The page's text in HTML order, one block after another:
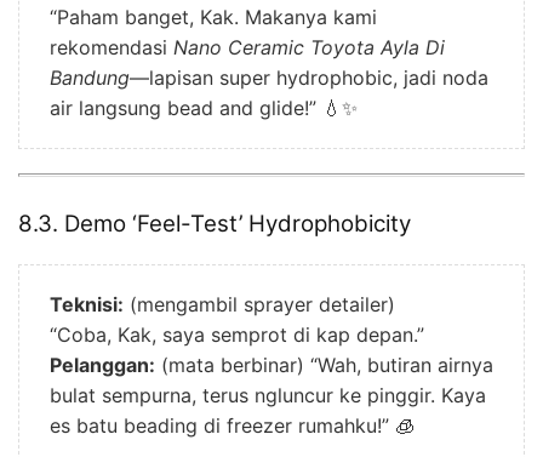
“Paham banget, Kak. Makanya kami
rekomendasi Nano Ceramic Toyota Ayla Di
Bandung—lapisan super hydrophobic, jadi noda
air langsung bead and glide!” 💧✨
8.3. Demo ‘Feel-Test’ Hydrophobicity
Teknisi: (mengambil sprayer detailer)
“Coba, Kak, saya semprot di kap depan.”
Pelanggan: (mata berbinar) “Wah, butiran airnya
bulat sempurna, terus ngluncur ke pinggir. Kaya
es batu beading di freezer rumahku!” 🧊